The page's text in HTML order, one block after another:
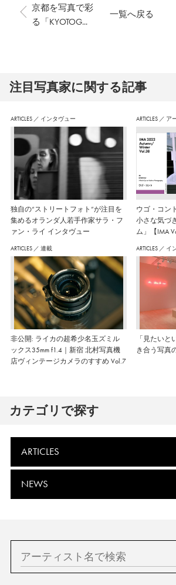
京都を写真で彩
る「KYOTOG...
一覧へ戻る
注⽬写真家に関する記事
ARTICLES ／ インタヴュー
独自の“ストリートフォト”が注目を
集めるオランダ人若手作家サラ・フ
ァン・ライ インタヴュー
ARTICLES ／ ア
ウゴ・コン
小さな気づ
ム」【IMA
ARTICLES ／ 連載
非公開: ライカの超希少名玉ズミル
ックス35mm f1.4｜新宿 北村写真機
店ヴィンテージカメラのすすめ Vol.7
ARTICLES ／ イ
「見たいと
き合う写真
カテゴリで探す
ARTICLES
NEWS